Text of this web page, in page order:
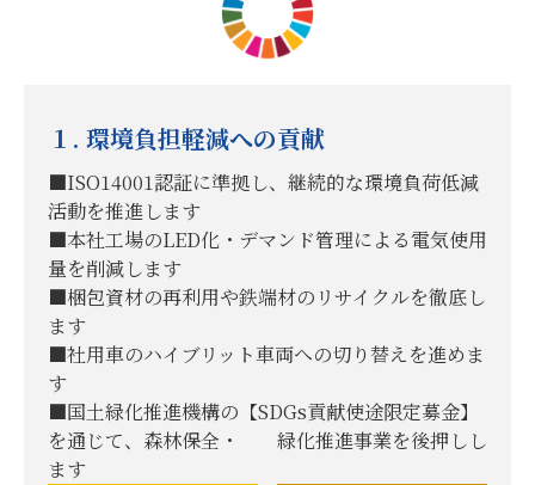
１. 環境負担軽減への貢献
■️ISO14001認証に準拠し、継続的な環境負荷低減
活動を推進します
■️本社工場のLED化・デマンド管理による電気使用
量を削減します
■梱包資材の再利用や鉄端材のリサイクルを徹底し
ます
■️社用車のハイブリット車両への切り替えを進めま
す
■国土緑化推進機構の【SDGs貢献使途限定募金】
を通じて、森林保全・ 緑化推進事業を後押しし
ます